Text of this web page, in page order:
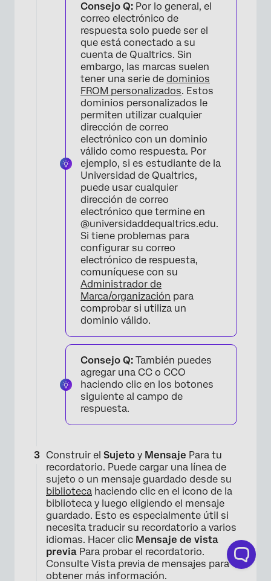
Consejo Q: Por lo general, el
correo electrónico de
respuesta solo puede ser el
que está conectado a su
cuenta de Qualtrics. Sin
embargo, las marcas suelen
tener una serie de dominios
FROM personalizados. Estos
dominios personalizados le
permiten utilizar cualquier
dirección de correo
electrónico con un dominio
válido como respuesta. Por
ejemplo, si es estudiante de la
Universidad de Qualtrics,
puede usar cualquier
dirección de correo
electrónico que termine en
@universidaddequaltrics.edu.
Si tiene problemas para
configurar su correo
electrónico de respuesta,
comuníquese con su
Administrador de
Marca/organización para
comprobar si utiliza un
dominio válido.
Consejo Q: También puedes
agregar una CC o CCO
haciendo clic en los botones
siguiente al campo de
respuesta.
Construir el Sujeto y Mensaje Para tu
recordatorio. Puede cargar una línea de
sujeto o un mensaje guardado desde su
biblioteca haciendo clic en el icono de la
biblioteca y luego eligiendo el mensaje
guardado. Esto es especialmente útil si
necesita traducir su recordatorio a varios
idiomas. Hacer clic Mensaje de vista
previa Para probar el recordatorio.
Consulte Vista previa de mensajes para
obtener más información.